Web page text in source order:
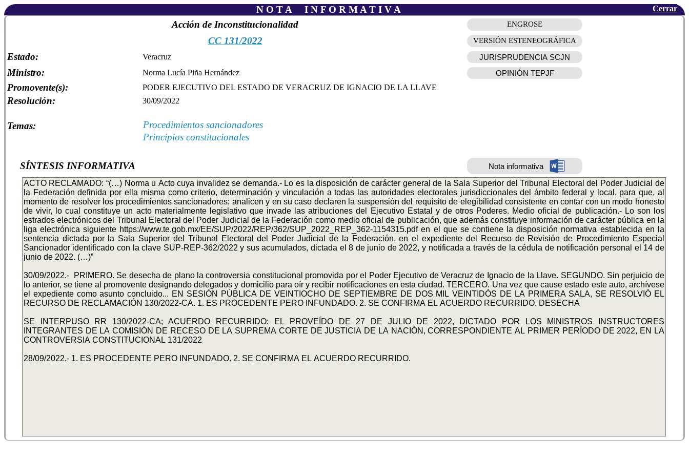
N O T A I N F O R M A T I V A Cerrar
Acción de Inconstitucionalidad ENGROSE
CC 131/2022 VERSIÓN ESTENEOGRÁFICA
Estado: Veracruz
Ministro: Norma Lucía Piña Hernández
Promovente(s): PODER EJECUTIVO DEL ESTADO DE VERACRUZ DE IGNACIO DE LA LLAVE
Resolución: 30/09/2022
Temas:
Procedimientos sancionadores
Principios constitucionales
SÍNTESIS INFORMATIVA